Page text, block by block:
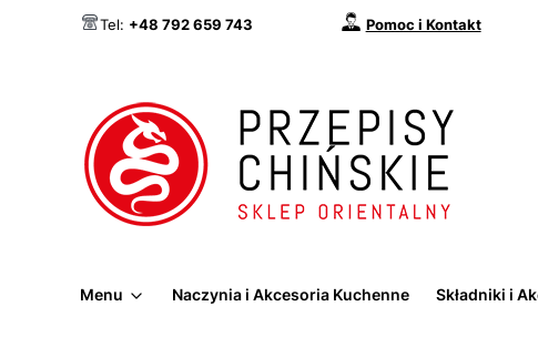
Tel: +48 792 659 743 Pomoc i Kontakt
Menu Naczynia i Akcesoria Kuchenne Składniki i